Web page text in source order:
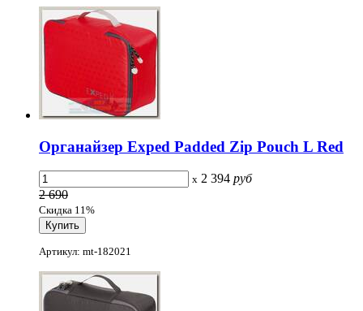
Органайзер Exped Padded Zip Pouch L Red
x 2 394 руб
2 690
Скидка 11%
Артикул: mt-182021